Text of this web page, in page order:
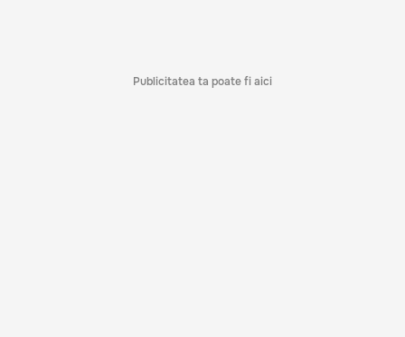
Publicitatea ta poate fi aici